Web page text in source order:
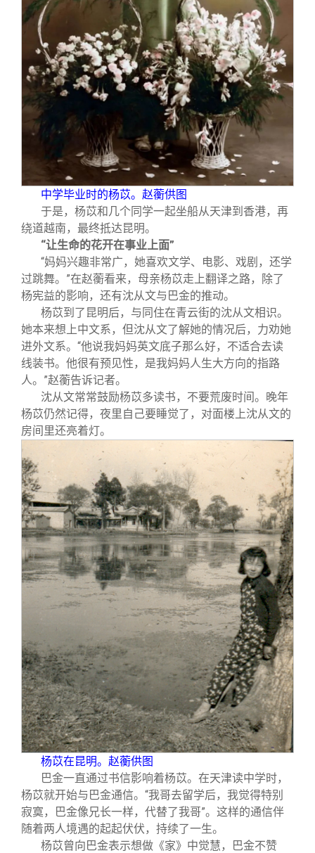
中学毕业时的杨苡。赵蘅供图
于是，杨苡和几个同学一起坐船从天津到香港，再
绕道越南，最终抵达昆明。
“让生命的花开在事业上面”
“妈妈兴趣非常广，她喜欢文学、电影、戏剧，还学
过跳舞。”在赵蘅看来，母亲杨苡走上翻译之路，除了
杨宪益的影响，还有沈从文与巴金的推动。
杨苡到了昆明后，与同住在青云街的沈从文相识。
她本来想上中文系，但沈从文了解她的情况后，力劝她
进外文系。“他说我妈妈英文底子那么好，不适合去读
线装书。他很有预见性，是我妈妈人生大方向的指路
人。”赵蘅告诉记者。
沈从文常常鼓励杨苡多读书，不要荒废时间。晚年
杨苡仍然记得，夜里自己要睡觉了，对面楼上沈从文的
房间里还亮着灯。
杨苡在昆明。赵蘅供图
巴金一直通过书信影响着杨苡。在天津读中学时，
杨苡就开始与巴金通信。“我哥去留学后，我觉得特别
寂寞，巴金像兄长一样，代替了我哥”。这样的通信伴
随着两人境遇的起起伏伏，持续了一生。
杨苡曾向巴金表示想做《家》中觉慧，巴金不赞